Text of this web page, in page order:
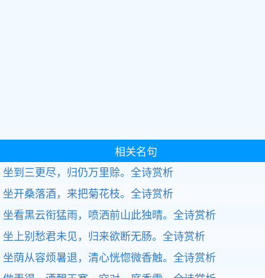
相关名句
坐到三更尽，归仍万里赊。全诗赏析
坐开桑落酒，来把菊花枝。全诗赏析
坐看黑云衔猛雨，喷洒前山此独晴。全诗赏析
坐上别愁君未见，归来欲断无肠。全诗赏析
坐荫从容烦暑退，清心恍惚微香触。全诗赏析